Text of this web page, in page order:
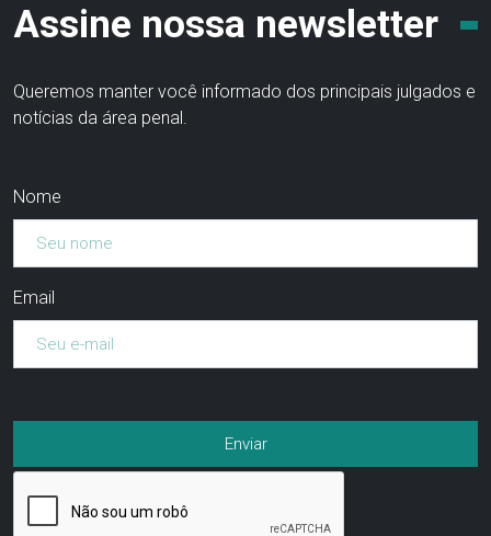
Assine nossa newsletter
Queremos manter você informado dos principais julgados e
notícias da área penal.
Nome
Email